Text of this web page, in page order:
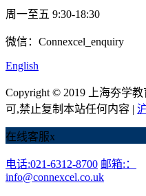
周一至五 9:30-18:30
微信：Connexcel_enquiry
English
Copyright © 2019 上海夯学
可,禁止复制本站任何内容 |
在线客服x
电话:021-6312-8700 邮箱:：
info@connexcel.co.uk